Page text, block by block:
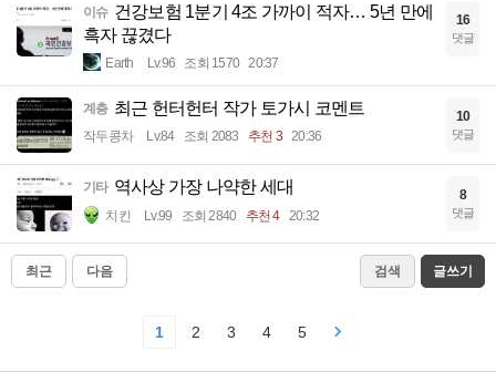
이슈 건강보험 1분기 4조 가까이 적자… 5년 만에
흑자 끊겼다
Earth Lv.96 조회 1570 20:37
16
댓글
계층 최근 헌터헌터 작가 토가시 코멘트
작두콩차 Lv.84 조회 2083 추천 3 20:36
10
댓글
기타 역사상 가장 나약한 세대
치킨 Lv.99 조회 2840 추천 4 20:32
8
댓글
최근 다음 검색 글쓰기
1 2 3 4 5